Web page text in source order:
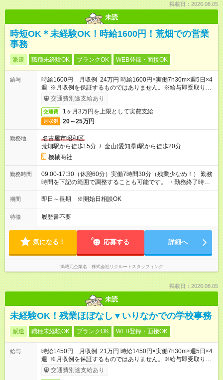
掲載日：2026.08.05
未読
時短OK＊未経験OK！時給1600円！荒畑での営業
事務
派遣 職種未経験OK ブランクOK WEB登録・面接OK
給与
時給1600円 月収例 24万円 時給1600円×実働7h30m×週5日×4
週 ※月収例を保証するものではありません。※給与即受取りサ
ービス利用可（利用条件有）
交通費別途支給あり
交通費 1ヶ月3万円を上限として実費支給
月収例 20～25万円
勤務地
名古屋市昭和区
荒畑駅から徒歩15分 / 金山(愛知県)駅から徒歩20分
機械商社
勤務時間
09:00-17:30（休憩60分）実働7時間30分（残業少なめ！） 勤務
時間を下記の範囲で調整することも可能です。 ・勤務終了時
間 17:00～17:30 ・実働 07:00～07:30
期間 即日～長期 ※開始日相談OK
特徴 履歴書不要
気になる！ 応募する 詳細へ
掲載元企業名 株式会社リクルートスタッフィング
掲載日：2026.08.05
未読
未経験OK！残業ほぼなし▼いりなかでの学校事務
派遣 職種未経験OK ブランクOK WEB登録・面接OK
給与
時給1450円 月収例 21万円 時給1450円×実働7h30m×週5日×4
週 ※月収例を保証するものではありません。※給与即受取りサ
ービス利用可（利用条件有）
交通費別途支給あり